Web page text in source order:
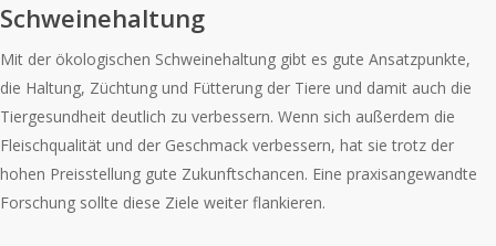
Schweinehaltung
Mit der ökologischen Schweinehaltung gibt es gute Ansatzpunkte,
die Haltung, Züchtung und Fütterung der Tiere und damit auch die
Tiergesundheit deutlich zu verbessern. Wenn sich außerdem die
Fleischqualität und der Geschmack verbessern, hat sie trotz der
hohen Preisstellung gute Zukunftschancen. Eine praxisangewandte
Forschung sollte diese Ziele weiter flankieren.